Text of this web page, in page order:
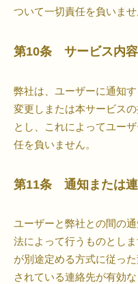
ついて一切責任を負いませ
第10条 サービス内
弊社は、ユーザーに通知
変更しまたは本サービス
とし、これによってユー
任を負いません。
第11条 通知または
ユーザーと弊社との間の
法によって行うものとし
が別途定める方式に従っ
されている連絡先が有効